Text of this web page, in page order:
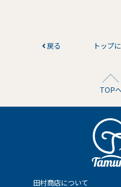
戻る トップ
TOP
田村商店について